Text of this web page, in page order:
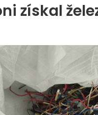
získal